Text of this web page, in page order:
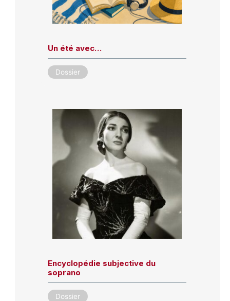
Un été avec…
Dossier
Encyclopédie subjective du
soprano
Dossier